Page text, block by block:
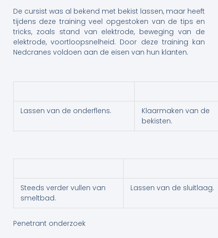
De cursist was al bekend met bekist lassen, maar heeft
tijdens deze training veel opgestoken van de tips en
tricks, zoals stand van elektrode, beweging van de
elektrode, voortloopsnelheid. Door deze training kan
Nedcranes voldoen aan de eisen van hun klanten.
Lassen van de onderflens.
Klaarmaken van de
bekisten.
Steeds verder vullen van
smeltbad.
Lassen van de sluitlaag.
Penetrant onderzoek